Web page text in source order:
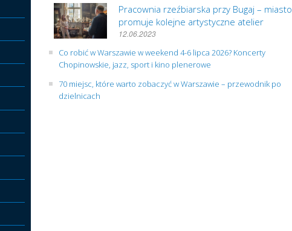
Pracownia rzeźbiarska przy Bugaj – miasto
promuje kolejne artystyczne atelier
12.06.2023
Co robić w Warszawie w weekend 4-6 lipca 2026? Koncerty
Chopinowskie, jazz, sport i kino plenerowe
70 miejsc, które warto zobaczyć w Warszawie – przewodnik po
dzielnicach